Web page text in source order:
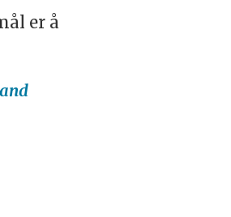
er å